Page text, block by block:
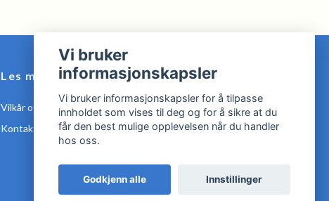
Les mer
Vilkår og Betingelser
Kontakt oss
Vi bruker
informasjonskapsler
Vi bruker informasjonskapsler for å tilpasse
innholdet som vises til deg og for å sikre at du
får den best mulige opplevelsen når du handler
hos oss.
Godkjenn alle Innstillinger